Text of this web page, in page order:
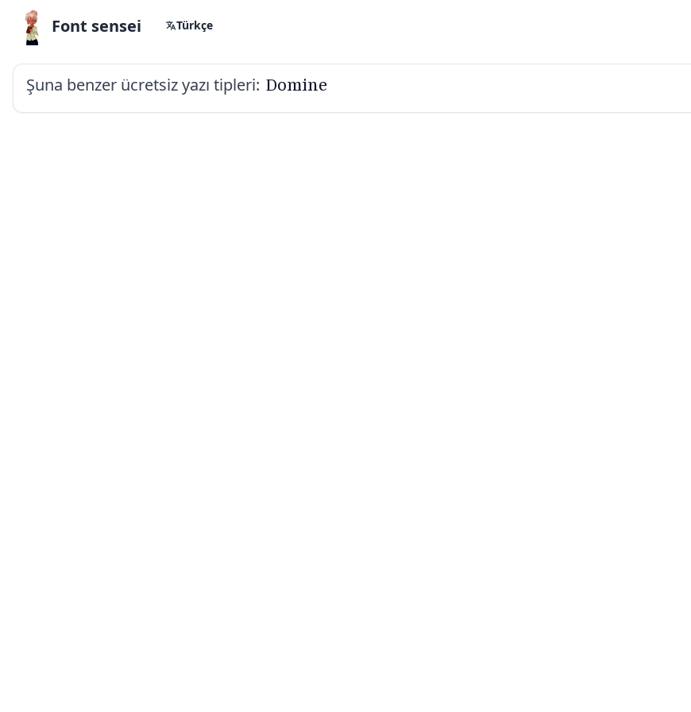
Font sensei Türkçe
Şuna benzer ücretsiz yazı tipleri: Domine